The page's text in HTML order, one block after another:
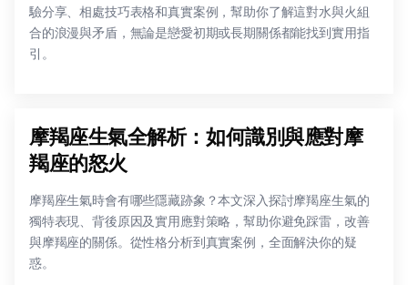
驗分享、相處技巧表格和真實案例，幫助你了解這對水與火組
合的浪漫與矛盾，無論是戀愛初期或長期關係都能找到實用指
引。
摩羯座生氣全解析：如何識別與應對摩
羯座的怒火
摩羯座生氣時會有哪些隱藏跡象？本文深入探討摩羯座生氣的
獨特表現、背後原因及實用應對策略，幫助你避免踩雷，改善
與摩羯座的關係。從性格分析到真實案例，全面解決你的疑
惑。